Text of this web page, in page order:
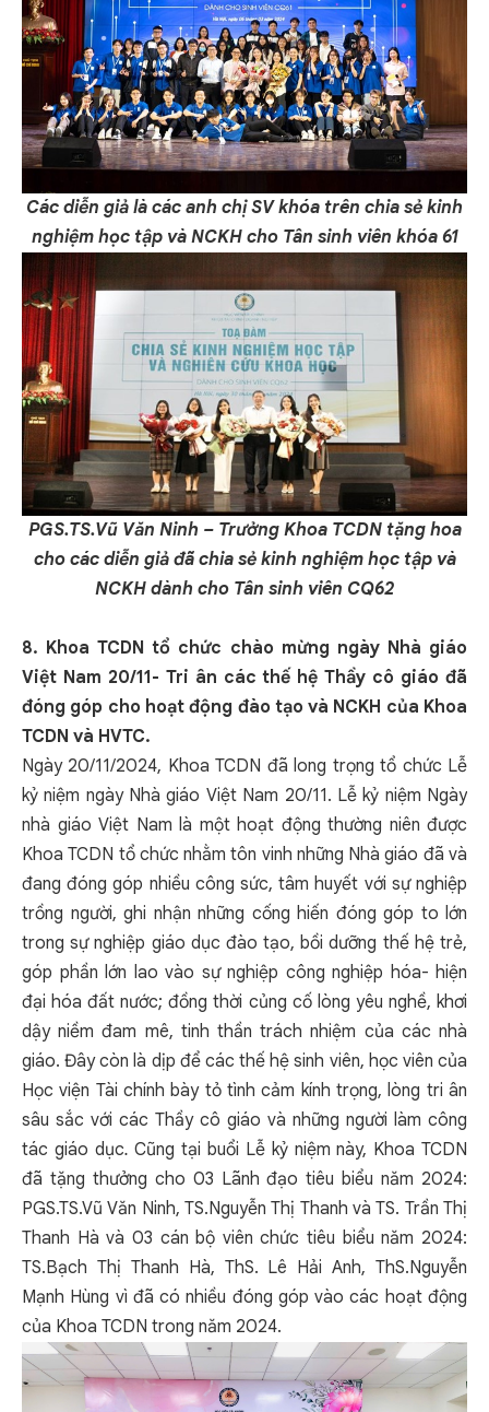
Các diễn giả là các anh chị SV khóa trên chia sẻ kinh
nghiệm học tập và NCKH cho Tân sinh viên khóa 61
PGS.TS.Vũ Văn Ninh – Trưởng Khoa TCDN tặng hoa
cho các diễn giả đã chia sẻ kinh nghiệm học tập và
NCKH dành cho Tân sinh viên CQ62
8. Khoa TCDN tổ chức chào mừng ngày Nhà giáo
Việt Nam 20/11- Tri ân các thế hệ Thầy cô giáo đã
đóng góp cho hoạt động đào tạo và NCKH của Khoa
TCDN và HVTC.
Ngày 20/11/2024, Khoa TCDN đã long trọng tổ chức Lễ
kỷ niệm ngày Nhà giáo Việt Nam 20/11. Lễ kỷ niệm Ngày
nhà giáo Việt Nam là một hoạt động thường niên được
Khoa TCDN tổ chức nhằm tôn vinh những Nhà giáo đã và
đang đóng góp nhiều công sức, tâm huyết với sự nghiệp
trồng người, ghi nhận những cống hiến đóng góp to lớn
trong sự nghiệp giáo dục đào tạo, bồi dưỡng thế hệ trẻ,
góp phần lớn lao vào sự nghiệp công nghiệp hóa- hiện
đại hóa đất nước; đồng thời củng cố lòng yêu nghề, khơi
dậy niềm đam mê, tinh thần trách nhiệm của các nhà
giáo. Đây còn là dịp để các thế hệ sinh viên, học viên của
Học viện Tài chính bày tỏ tình cảm kính trọng, lòng tri ân
sâu sắc với các Thầy cô giáo và những người làm công
tác giáo dục. Cũng tại buổi Lễ kỷ niệm này, Khoa TCDN
đã tặng thưởng cho 03 Lãnh đạo tiêu biểu năm 2024:
PGS.TS.Vũ Văn Ninh, TS.Nguyễn Thị Thanh và TS. Trần Thị
Thanh Hà và 03 cán bộ viên chức tiêu biểu năm 2024:
TS.Bạch Thị Thanh Hà, ThS. Lê Hải Anh, ThS.Nguyễn
Mạnh Hùng vì đã có nhiều đóng góp vào các hoạt động
của Khoa TCDN trong năm 2024.